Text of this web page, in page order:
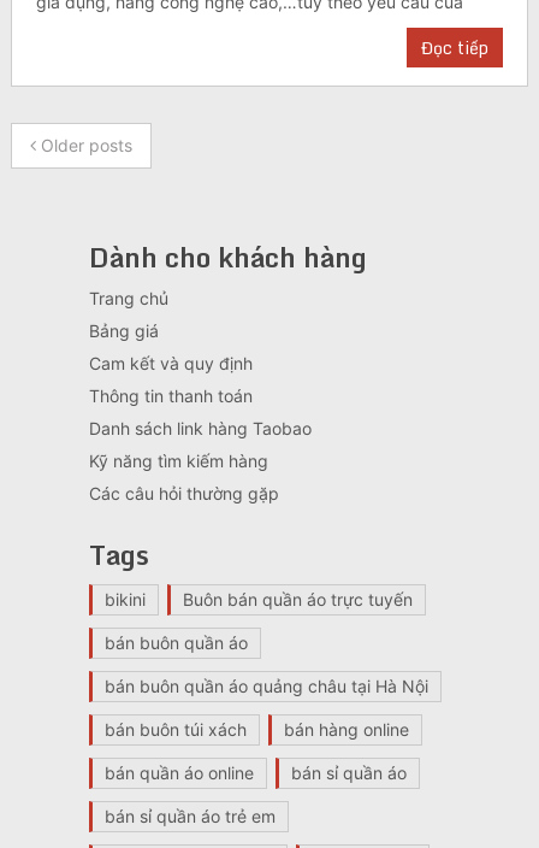
Đọc tiếp
Older posts
Dành cho khách hàng
Trang chủ
Bảng giá
Cam kết và quy định
Thông tin thanh toán
Danh sách link hàng Taobao
Kỹ năng tìm kiếm hàng
Các câu hỏi thường gặp
Tags
bikini Buôn bán quần áo trực tuyến
bán buôn quần áo
bán buôn quần áo quảng châu tại Hà Nội
bán buôn túi xách bán hàng online
bán quần áo online bán sỉ quần áo
bán sỉ quần áo trẻ em